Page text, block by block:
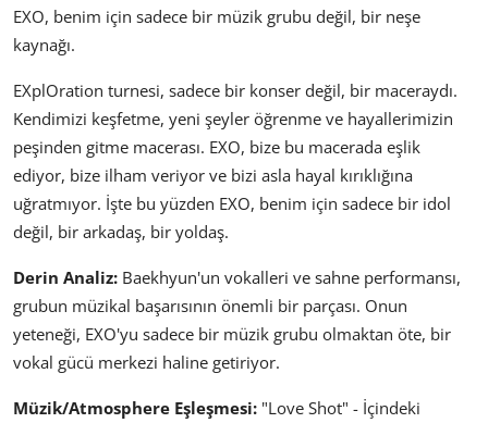
EXO, benim için sadece bir müzik grubu değil, bir neşe
kaynağı.
EXplOration turnesi, sadece bir konser değil, bir maceraydı.
Kendimizi keşfetme, yeni şeyler öğrenme ve hayallerimizin
peşinden gitme macerası. EXO, bize bu macerada eşlik
ediyor, bize ilham veriyor ve bizi asla hayal kırıklığına
uğratmıyor. İşte bu yüzden EXO, benim için sadece bir idol
değil, bir arkadaş, bir yoldaş.
Derin Analiz: Baekhyun'un vokalleri ve sahne performansı,
grubun müzikal başarısının önemli bir parçası. Onun
yeteneği, EXO'yu sadece bir müzik grubu olmaktan öte, bir
vokal gücü merkezi haline getiriyor.
Müzik/Atmosphere Eşleşmesi: "Love Shot" - İçindeki